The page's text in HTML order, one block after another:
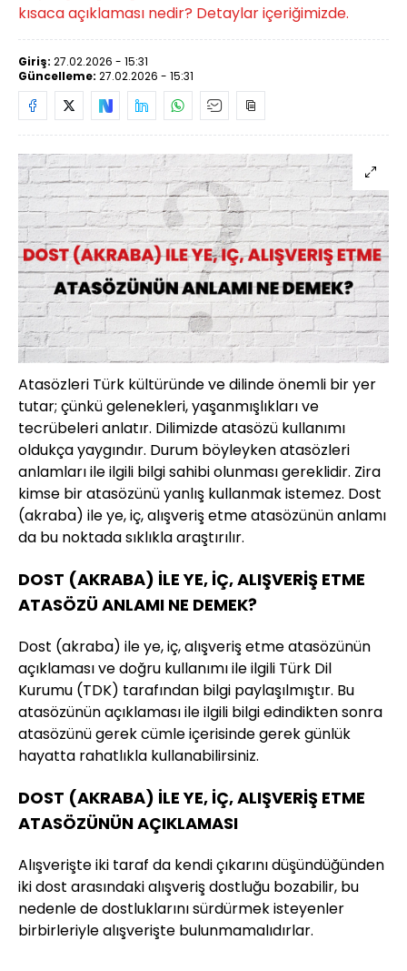
kısaca açıklaması nedir? Detaylar içeriğimizde.
Giriş: 27.02.2026 - 15:31
Güncelleme: 27.02.2026 - 15:31
Atasözleri Türk kültüründe ve dilinde önemli bir yer
tutar; çünkü gelenekleri, yaşanmışlıkları ve
tecrübeleri anlatır. Dilimizde atasözü kullanımı
oldukça yaygındır. Durum böyleyken atasözleri
anlamları ile ilgili bilgi sahibi olunması gereklidir. Zira
kimse bir atasözünü yanlış kullanmak istemez. Dost
(akraba) ile ye, iç, alışveriş etme atasözünün anlamı
da bu noktada sıklıkla araştırılır.
DOST (AKRABA) İLE YE, İÇ, ALIŞVERİŞ ETME
ATASÖZÜ ANLAMI NE DEMEK?
Dost (akraba) ile ye, iç, alışveriş etme atasözünün
açıklaması ve doğru kullanımı ile ilgili Türk Dil
Kurumu (TDK) tarafından bilgi paylaşılmıştır. Bu
atasözünün açıklaması ile ilgili bilgi edindikten sonra
atasözünü gerek cümle içerisinde gerek günlük
hayatta rahatlıkla kullanabilirsiniz.
DOST (AKRABA) İLE YE, İÇ, ALIŞVERİŞ ETME
ATASÖZÜNÜN AÇIKLAMASI
Alışverişte iki taraf da kendi çıkarını düşündüğünden
iki dost arasındaki alışveriş dostluğu bozabilir, bu
nedenle de dostluklarını sürdürmek isteyenler
birbirleriyle alışverişte bulunmamalıdırlar.